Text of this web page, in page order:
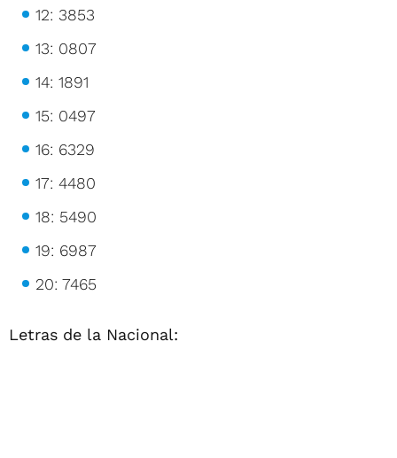
12: 3853
13: 0807
14: 1891
15: 0497
16: 6329
17: 4480
18: 5490
19: 6987
20: 7465
Letras de la Nacional: